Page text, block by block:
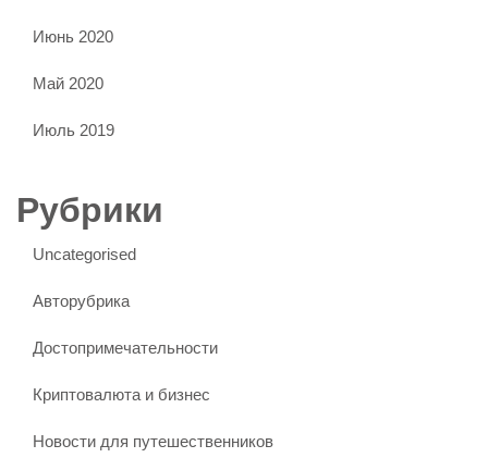
Июнь 2020
Май 2020
Июль 2019
Рубрики
Uncategorised
Авторубрика
Достопримечательности
Криптовалюта и бизнес
Новости для путешественников